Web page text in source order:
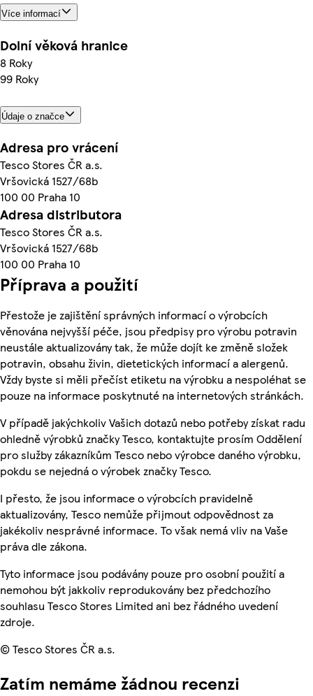
Více informací
Dolní věková hranice
8 Roky
99 Roky
Údaje o značce
Adresa pro vrácení
Tesco Stores ČR a.s.
Vršovická 1527/68b
100 00 Praha 10
Adresa distributora
Tesco Stores ČR a.s.
Vršovická 1527/68b
100 00 Praha 10
Příprava a použití
Přestože je zajištění správných informací o výrobcích
věnována nejvyšší péče, jsou předpisy pro výrobu potravin
neustále aktualizovány tak, že může dojít ke změně složek
potravin, obsahu živin, dietetických informací a alergenů.
Vždy byste si měli přečíst etiketu na výrobku a nespoléhat se
pouze na informace poskytnuté na internetových stránkách.
V případě jakýchkoliv Vašich dotazů nebo potřeby získat radu
ohledně výrobků značky Tesco, kontaktujte prosím Oddělení
pro služby zákazníkům Tesco nebo výrobce daného výrobku,
pokdu se nejedná o výrobek značky Tesco.
I přesto, že jsou informace o výrobcích pravidelně
aktualizovány, Tesco nemůže přijmout odpovědnost za
jakékoliv nesprávné informace. To však nemá vliv na Vaše
práva dle zákona.
Tyto informace jsou podávány pouze pro osobní použití a
nemohou být jakkoliv reprodukovány bez předchozího
souhlasu Tesco Stores Limited ani bez řádného uvedení
zdroje.
© Tesco Stores ČR a.s.
Zatím nemáme žádnou recenzi